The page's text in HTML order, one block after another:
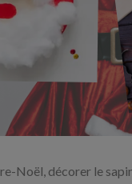
Noël, décorer le